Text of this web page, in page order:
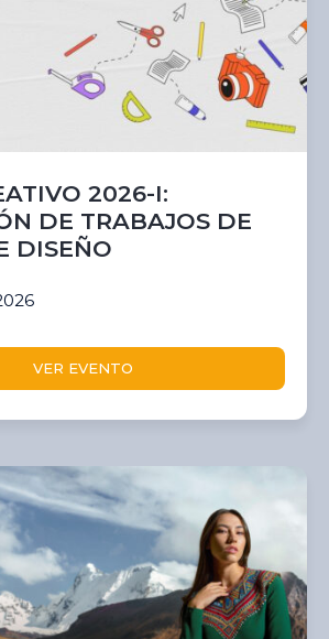
2026-I:
DE TRABAJOS DE
DISEÑO
VER EVENTO